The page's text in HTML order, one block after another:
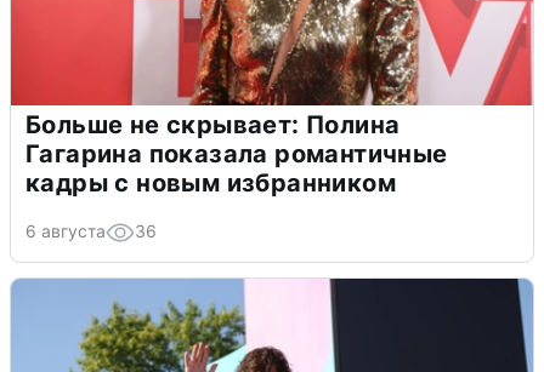
Больше не скрывает: Полина
Гагарина показала романтичные
кадры с новым избранником
6 августа 36